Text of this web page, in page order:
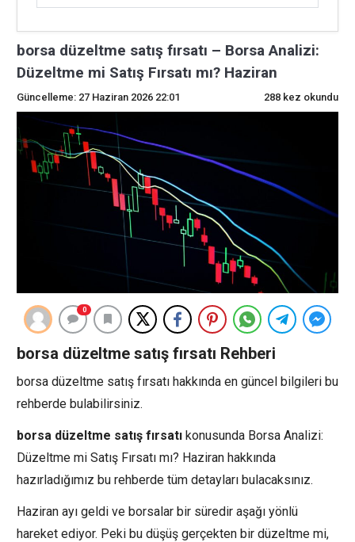
borsa düzeltme satış fırsatı – Borsa Analizi:
Düzeltme mi Satış Fırsatı mı? Haziran
Güncelleme: 27 Haziran 2026 22:01 288 kez okundu
0
borsa düzeltme satış fırsatı Rehberi
borsa düzeltme satış fırsatı hakkında en güncel bilgileri bu
rehberde bulabilirsiniz.
borsa düzeltme satış fırsatı konusunda Borsa Analizi:
Düzeltme mi Satış Fırsatı mı? Haziran hakkında
hazırladığımız bu rehberde tüm detayları bulacaksınız.
Haziran ayı geldi ve borsalar bir süredir aşağı yönlü
hareket ediyor. Peki bu düşüş gerçekten bir düzeltme mi,